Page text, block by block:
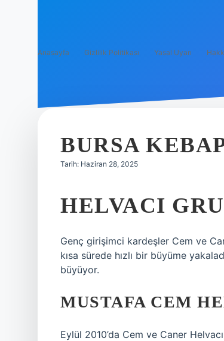
Anasayfa Gizlilik Politikası Yasal Uyarı
BURSA
Tarih: Haziran 28, 2025
HELVACI
Genç girişimci kardeşler Cem ve
kısa sürede hızlı bir büyüme
büyüyor.
MUSTAFA CEM
Eylül 2010’da Cem ve Caner